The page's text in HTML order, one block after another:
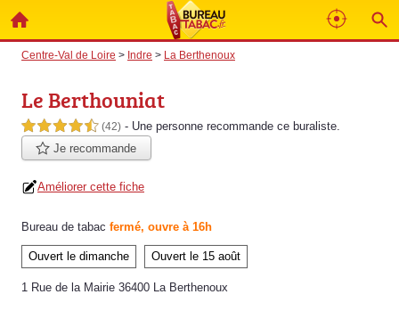
Centre-Val de Loire > Indre > La Berthenoux
Le Berthouniat
4,5 étoiles sur 5 (42) - Une personne recommande ce buraliste.
Je recommande
Améliorer cette fiche
Bureau de tabac fermé, ouvre à 16h
Ouvert le dimanche Ouvert le 15 août
1 Rue de la Mairie 36400 La Berthenoux